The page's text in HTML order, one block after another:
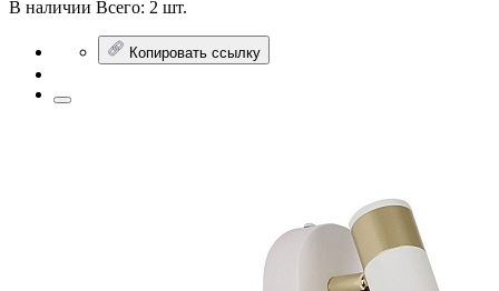
В наличии Всего: 2 шт.
Копировать ссылку